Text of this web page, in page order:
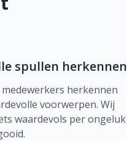
spullen herkennen
herkennen
voorwerpen. Wij
waardevols per ongeluk